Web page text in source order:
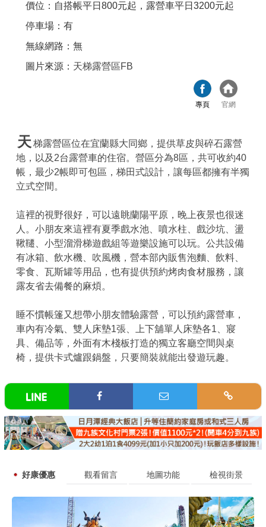
價位：自搭帳平日800元起，露營車平日3200元起
停車場：有
無線網路：無
圖片來源： 天梯露營區FB
專頁 官網
天梯露營區位在宜蘭縣大同鄉，提供草皮與碎石露營
地，以及2台露營車的住宿。營區分為8區，共可收約40
帳，最少2帳即可包區，梯田式設計，讓每區都擁有半獨
立式空間。
這裡的視野很好，可以遠眺蘭陽平原，晚上夜景也很迷
人。小朋友來這裡有夏季戲水池、噴水柱、戲沙坑、盪
鞦韆、小型溜滑梯遊戲組等遊樂設施可以玩。公共設備
有冰箱、飲水機、吹風機，營本部內販售泡麵、飲料、
零食、瓦斯罐等用品，也有提供預約烤肉食材服務，讓
露友省去備餐的麻煩。
睡不慣帳篷又想帶小朋友體驗露營，可以預約露營車，
車內有冷氣、雙人床墊1張、上下舖單人床墊各1、寢
具、備品等，外面有木棧板打造的獨立客廳空間與桌
椅，提供卡式爐跟鍋盤，只要簡裝就能出發遊玩趣。
好康優惠 觀看留言 地圖功能 檢視街景